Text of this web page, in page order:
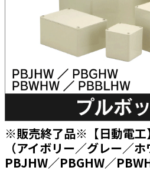
エアコン・換気扇・空調資材
太陽光発電ケーブル・コネクタ・関連
電源ケーブル／コネクタ／分電盤／ブ
照明・照明器具
電源タップ・延長コード
スイッチ・コンセント（配線器具）
PF管/FEP管/CD管/情報線保護管
ボックス・ビニル電線管付属品・引
みカバー
ホテル・病院向け
※販売終了品※【日動電工
（アイボリー／グレー／
PBJHW／PBGHW／